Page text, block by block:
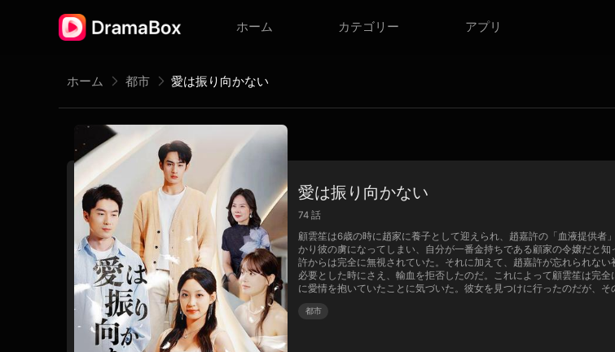
ホーム カテゴリー アプリ
ホーム 都市 愛は振り向かない
愛は振り向かない
74 話
顧雲笙は6歳の時に趙家に養子として迎えられ、趙嘉許の「血液提供
かり彼の虜になってしまい、自分が一番金持ちである顧家の令嬢だと
許からは完全に無視されていた。それに加えて、趙嘉許が忘れられな
必要とした時にさえ、輸血を拒否したのだ。これによって顧雲笙は完
に愛情を抱いていたことに気づいた。彼女を見つけに行ったのだが、
都市